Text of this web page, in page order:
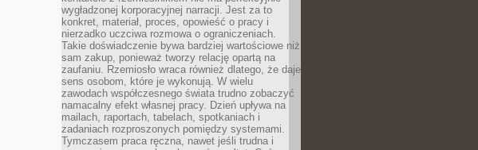
wygładzonej korporacyjnej narracji. Jest za to
konkret, materiał, proces, opowieść o pracy i
nierzadko uczciwa rozmowa o ograniczeniach.
Takie doświadczenie bywa bardziej wartościowe niż
sam zakup, ponieważ tworzy relację opartą na
zaufaniu. Rzemiosło wraca również dlatego, że daje
sens osobom, które je wykonują. W wielu
zawodach współczesnego świata trudno zobaczyć
namacalny efekt własnej pracy. Dzień upływa na
mailach, raportach, tabelach, spotkaniach i
zadaniach rozproszonych pomiędzy systemami.
Tymczasem praca ręczna, nawet jeśli trudna i